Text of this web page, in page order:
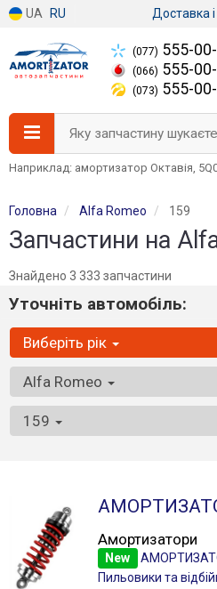
UA RU Доставка
(077) 555-
(066) 555-
(073) 555-
Яку запчастину
Наприклад: амортизатор Октавія,
Головна Alfa Romeo 159
Запчастини на
Знайдено 3 333 запчастини
Уточніть автомобіль:
Виберіть рік
Alfa Romeo
159
Амортизатори
New
Пильовики та